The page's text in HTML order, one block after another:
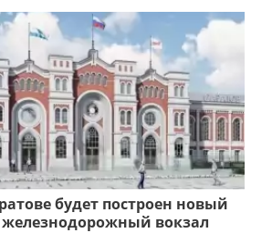
будет построен новый
вокзал